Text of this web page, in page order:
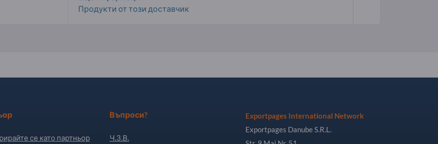
Продукти от този доставчик
се като партньор
Въпроси?
Ч.З.В.
Exportpages International Network
Exportpages Danube S.R.L.